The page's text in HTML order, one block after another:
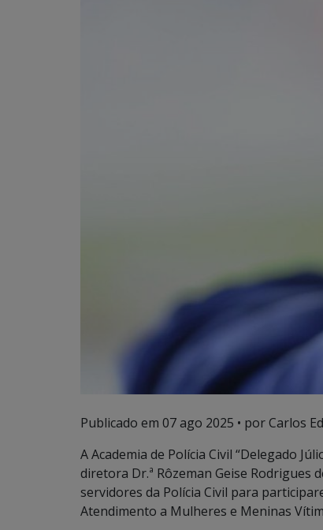
Publicado em 07 ago 2025 • por Carlos
A Academia de Polícia Civil “Delegado
diretora Dr.ª Rôzeman Geise Rodrigues
servidores da Polícia Civil para
Atendimento a Mulheres e Meninas